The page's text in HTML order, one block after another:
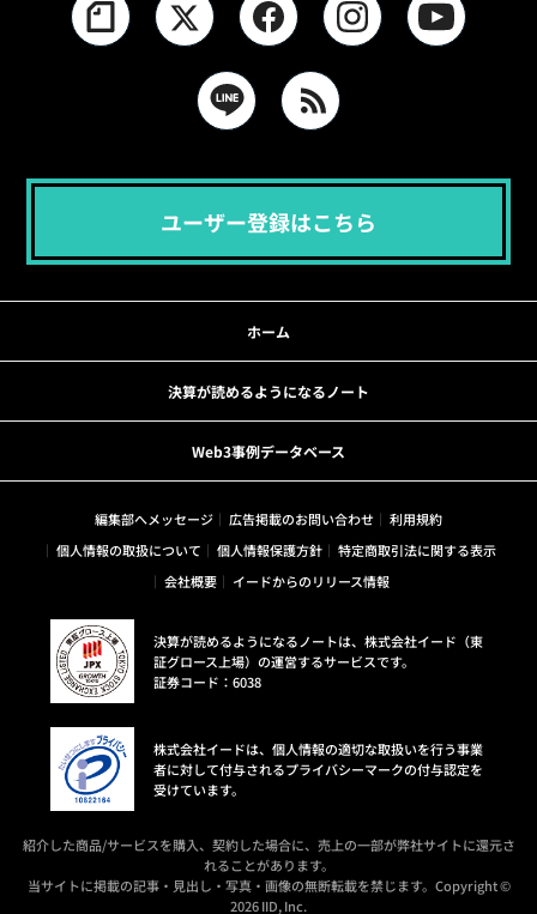
ユーザー登録はこちら
ホーム
決算が読めるようになるノート
Web3事例データベース
編集部へメッセージ 広告掲載のお問い合わせ
利用規約
個人情報の取扱について
個人情報保護方針
特定商取引法に関する表示
会社概要
イードからのリリース情報
決算が読めるようになるノートは、株式会社イード（東
証グロース上場）の運営するサービスです。
証券コード：6038
株式会社イードは、個人情報の適切な取扱いを行う事業
者に対して付与されるプライバシーマークの付与認定を
受けています。
紹介した商品/サービスを購入、契約した場合に、売上の一部が弊社サイトに還元さ
れることがあります。
当サイトに掲載の記事・見出し・写真・画像の無断転載を禁じます。Copyright ©
2026 IID, Inc.